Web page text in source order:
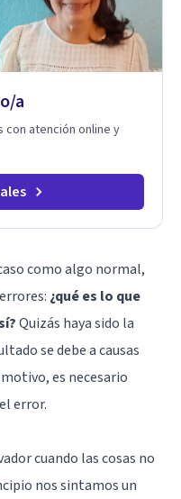
a
atención online y
como algo normal,
¿qué es lo que
Quizás haya sido la
se debe a causas
es necesario
error.
cuando las cosas no
nos sintamos un